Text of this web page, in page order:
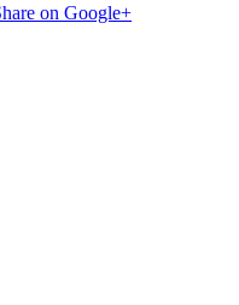
on Google+